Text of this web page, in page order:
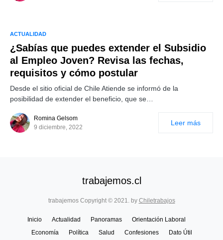
ACTUALIDAD
¿Sabías que puedes extender el Subsidio
al Empleo Joven? Revisa las fechas,
requisitos y cómo postular
Desde el sitio oficial de Chile Atiende se informó de la
posibilidad de extender el beneficio, que se…
Romina Gelsom
9 diciembre, 2022
Leer más
trabajemos.cl
trabajemos Copyright © 2021. by Chiletrabajos
Inicio Actualidad Panoramas
Orientación Laboral
Economía
Política Salud Confesiones Dato Útil